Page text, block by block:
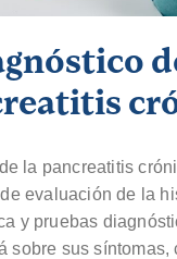
la pancreatitis
evaluación de la
y pruebas
sobre sus síntomas,